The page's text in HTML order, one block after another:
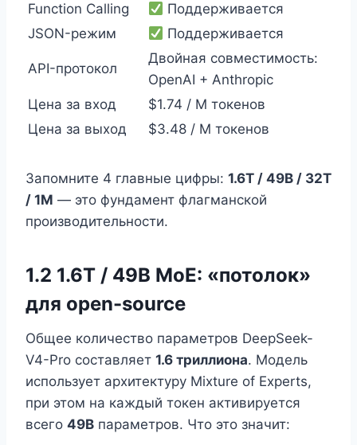
Function Calling
Поддерживается
JSON-режим
Поддерживается
API-протокол
Двойная совместимость:
OpenAI + Anthropic
Цена за вход
$1.74 / M токенов
Цена за выход
$3.48 / M токенов
Запомните 4 главные цифры: 1.6T / 49B / 32T
/ 1M — это фундамент флагманской
производительности.
1.2 1.6T / 49B MoE: «потолок»
для open-source
Общее количество параметров DeepSeek-
V4-Pro составляет 1.6 триллиона. Модель
использует архитектуру Mixture of Experts,
при этом на каждый токен активируется
всего 49B параметров. Что это значит: